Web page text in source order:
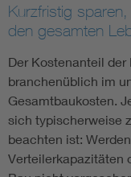
Kurzfristig
den gesamten
Der Kostenanteil
branchenüblich im
Gesamtbaukosten.
sich typischerweise
beachten ist:
Verteilerkapazitäten